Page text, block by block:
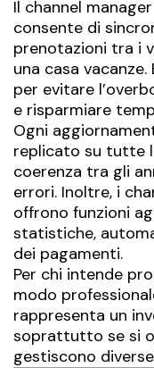
Il channel
consente di
prenotazioni tra i
una casa
per evitare
e risparmiare
Ogni
replicato su tutte
coerenza tra gli
errori. Inoltre, i
offrono funzioni
statistiche,
dei pagamenti.
Per chi intende
modo
rappresenta un
soprattutto se si
gestiscono